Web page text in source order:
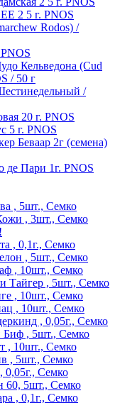
2 5 г. PNOS
Rodos) /
Кельведона (Cud
/ 50 г
/
20 г. PNOS
5 г. PNOS
Беваар 2г (семена)
де Пари 1г. PNOS
, 5шт., Семко
, 3шт., Семко
, 0,1г., Семко
, 5шт., Семко
, 10шт., Семко
Тайгер , 5шт., Семко
, 10шт., Семко
, 10шт., Семко
, 0,05г., Семко
Биф , 5шт., Семко
, 10шт., Семко
, 5шт., Семко
0,05г., Семко
60, 5шт., Семко
, 0,1г., Семко